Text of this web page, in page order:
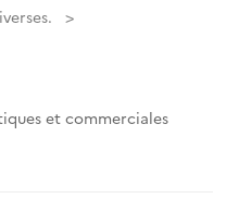
et commerciales